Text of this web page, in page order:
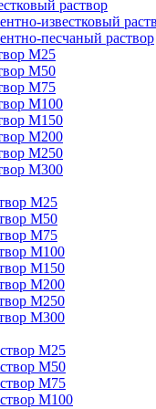
раствор
известковый
песчаный раствор
М25
М50
М75
М100
М150
М200
М250
М300
М25
М50
М75
М100
М150
М200
М250
М300
М25
М50
М75
М100